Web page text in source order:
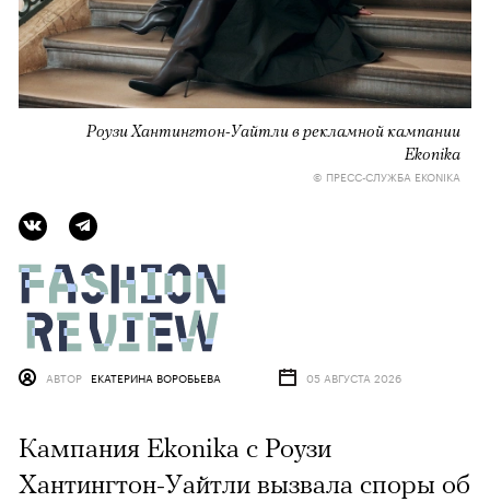
Роузи Хантингтон-Уайтли в рекламной кампании
Ekonika
© ПРЕСС-СЛУЖБА EKONIKA
АВТОР ЕКАТЕРИНА ВОРОБЬЕВА 05 АВГУСТА 2026
Кампания Ekonika с Роузи
Хантингтон-Уайтли вызвала споры об